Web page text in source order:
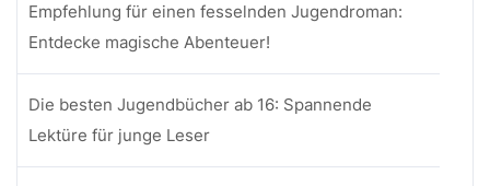
Empfehlung für einen fesselnden Jugendroman:
Entdecke magische Abenteuer!
Die besten Jugendbücher ab 16: Spannende
Lektüre für junge Leser